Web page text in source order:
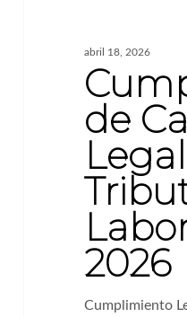
abril 18, 2026
de
2026
Cumplimiento